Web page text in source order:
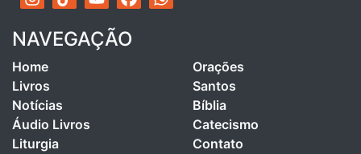
NAVEGAÇÃO
Home
Livros
Notícias
Áudio Livros
Liturgia
Orações
Santos
Bíblia
Catecismo
Contato